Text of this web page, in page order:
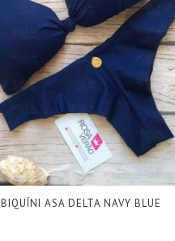
BIQUÍNI ASA DELTA NAVY BLUE